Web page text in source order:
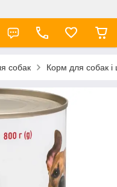
собак Корм для собак